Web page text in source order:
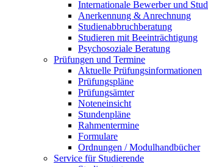
Internationale Bewerber und
Anerkennung & Anrechnung
Studienabbruchberatung
Studieren mit Beeinträchtigung
Psychosoziale Beratung
Prüfungen und Termine
Aktuelle Prüfungsinformationen
Prüfungspläne
Prüfungsämter
Noteneinsicht
Stundenpläne
Rahmentermine
Formulare
Ordnungen / Modulhandbücher
Service für Studierende